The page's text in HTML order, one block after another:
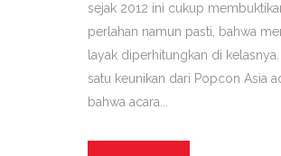
sejak 2012 ini cukup
perlahan namun pasti, bahwa
layak diperhitungkan di kelasnya.
satu keunikan dari Popcon Asia
bahwa acara...